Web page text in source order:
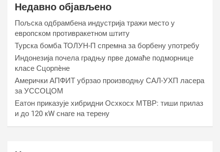
Недавно објављено
Пољска одбрамбена индустрија тражи место у
европском противракетном штиту
Турска бомба ТОЛУН-П спремна за борбену употребу
Индонезија почела градњу прве домаће подморнице
класе Сцорпèне
Амерички АПФИТ убрзао производњу САЛ-УХП ласера
за УССОЦОМ
Еатон приказује хибридни Осхкосх МТВР: тиши прилаз
и до 120 кW снаге на терену